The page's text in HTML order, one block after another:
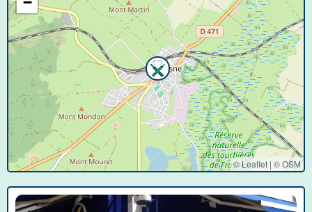
© Leaflet | ©OSM